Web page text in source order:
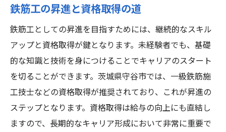
鉄筋工の昇進と資格取得の道
鉄筋工としての昇進を目指すためには、継続的なスキル
アップと資格取得が鍵となります。未経験者でも、基礎
的な知識と技術を身につけることでキャリアのスタート
を切ることができます。茨城県守谷市では、一級鉄筋施
工技士などの資格取得が推奨されており、これが昇進の
ステップとなります。資格取得は給与の向上にも直結し
ますので、長期的なキャリア形成において非常に重要で